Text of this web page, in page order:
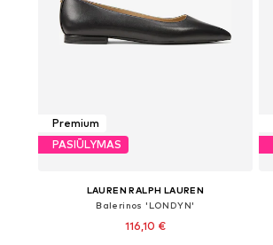
Premium
PASIŪLYMAS
LAUREN RALPH LAUREN
Balerinos 'LONDYN'
116,10 €